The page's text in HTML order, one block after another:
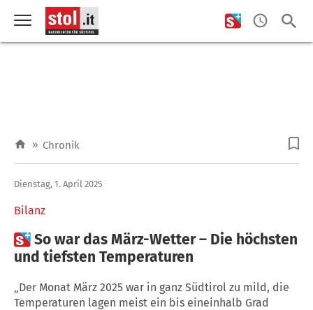
» Chronik
Bilanz
Dienstag, 1. April 2025
So war das März-Wetter – Die höchsten
und tiefsten Temperaturen
„Der Monat März 2025 war in ganz Südtirol zu mild, die
Temperaturen lagen meist ein bis eineinhalb Grad